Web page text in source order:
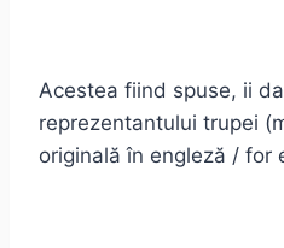
Acestea fiind spuse, ii
reprezentantului trupei
originală în engleză / for